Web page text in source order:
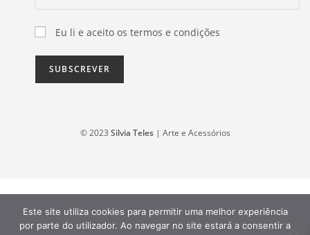
Eu li e aceito os termos e condições
© 2023 Silvia Teles| Arte e Acessórios
Este site utiliza cookies para permitir uma melhor experiência
por parte do utilizador. Ao navegar no site estará a consentir a